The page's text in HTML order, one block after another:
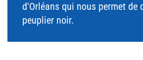
d'Orléans qui nous permet de
peuplier noir.